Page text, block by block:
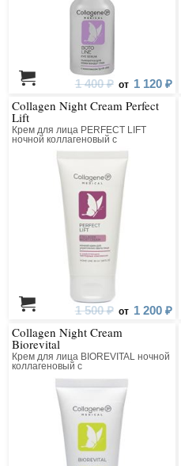
1 400 ₽ от 1 120 ₽
Collagen Night Cream Perfect
Lift
Крем для лица PERFECT LIFT
ночной коллагеновый с
матриксилом
1 500 ₽ от 1 200 ₽
Collagen Night Cream
Biorevital
Крем для лица BIOREVITAL ночной
коллагеновый с